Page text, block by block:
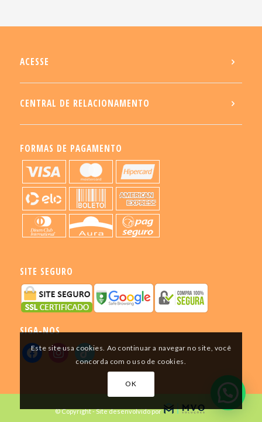
ACESSE
CENTRAL DE RELACIONAMENTO
FORMAS DE PAGAMENTO
SITE SEGURO
SIGA-NOS
© Copyright - Site desenvolvido por
Este site usa cookies. Ao continuar a navegar no site, você
concorda com o uso de cookies.
OK